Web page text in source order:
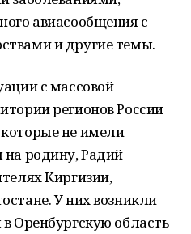
авиасообщения с
и другие темы.
с массовой
регионов России
не имели
на родину, Радий
Киргизии,
У них возникли
Оренбургскую область